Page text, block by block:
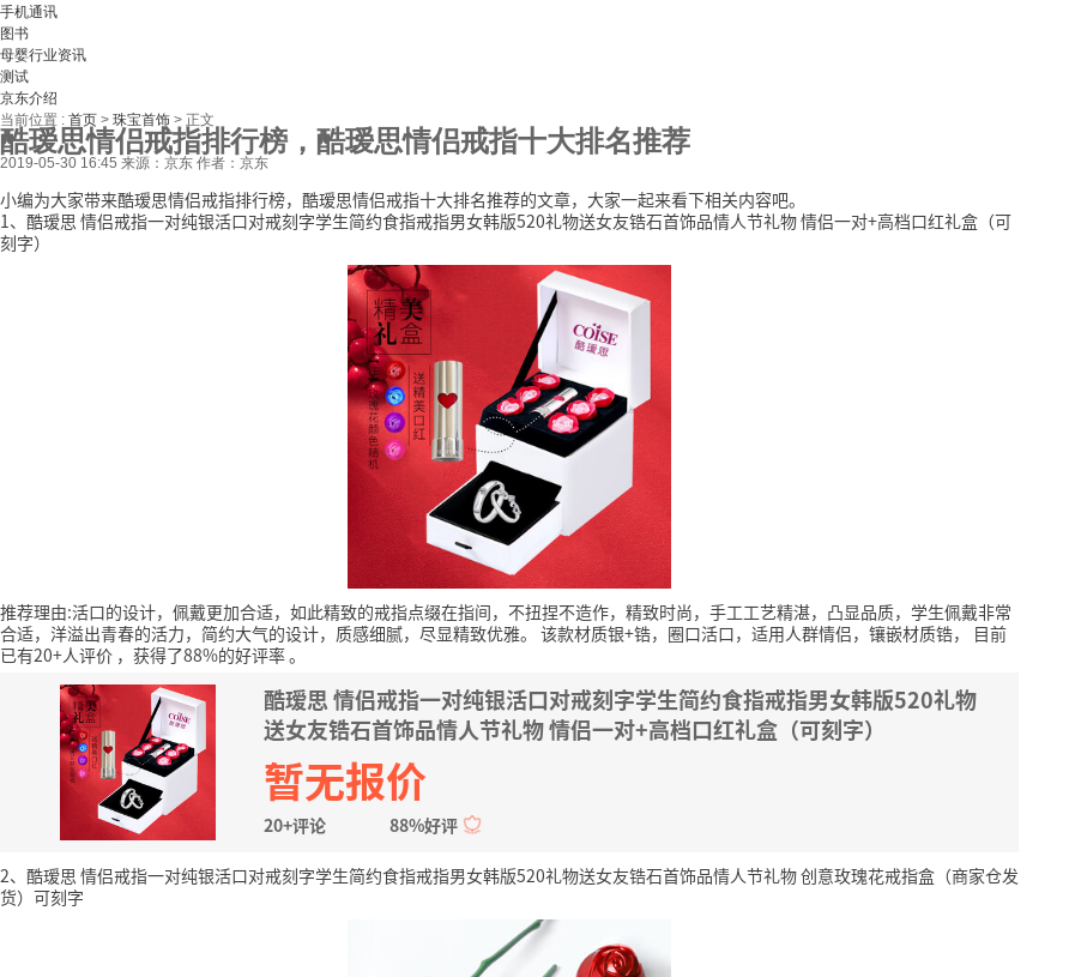
手机通讯
图书
母婴行业资讯
测试
京东介绍
当前位置 : 首页 > 珠宝首饰 > 正文
酷瑷思情侣戒指排行榜，酷瑷思情侣戒指十大排名推荐
2019-05-30 16:45 来源：京东 作者：京东
小编为大家带来酷瑷思情侣戒指排行榜，酷瑷思情侣戒指十大排名推荐的文章，大家一起来看下相关内容吧。
1、酷瑷思 情侣戒指一对纯银活口对戒刻字学生简约食指戒指男女韩版520礼物送女友锆石首饰品情人节礼物 情侣一对+高档口红礼盒（可
刻字）
推荐理由:活口的设计，佩戴更加合适，如此精致的戒指点缀在指间，不扭捏不造作，精致时尚，手工工艺精湛，凸显品质，学生佩戴非常
合适，洋溢出青春的活力，简约大气的设计，质感细腻，尽显精致优雅。 该款材质银+锆，圈口活口，适用人群情侣，镶嵌材质锆，
目前
已有20+人评价 ，获得了88%的好评率。
酷瑷思 情侣戒指一对纯银活口对戒刻字学生简约食指戒指男女韩版520礼物
送女友锆石首饰品情人节礼物 情侣一对+高档口红礼盒（可刻字）
暂无报价
20+评论 88%好评
2、酷瑷思 情侣戒指一对纯银活口对戒刻字学生简约食指戒指男女韩版520礼物送女友锆石首饰品情人节礼物 创意玫瑰花戒指盒（商家仓发
货）可刻字